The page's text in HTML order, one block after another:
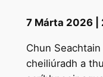
7 Márta 2026 |
Chun
cheiliúradh a